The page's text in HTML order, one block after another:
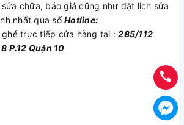
chữa, báo giá cũng như đặt lịch sửa
nhất qua sốHotline:
ghé trực tiếp cửa hàng tại :285/112
P.12 Quận 10